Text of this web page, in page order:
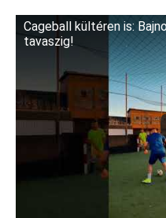
Cageball kültéren is:
tavaszig!